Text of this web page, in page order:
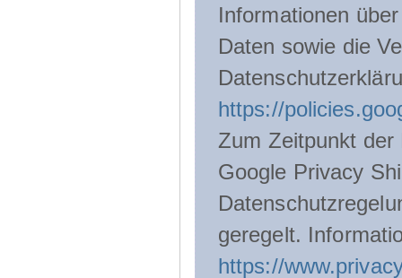
Informationen
Daten sowie die
https://
Zum Zeitpunkt der
Google Privacy
geregelt.
https://